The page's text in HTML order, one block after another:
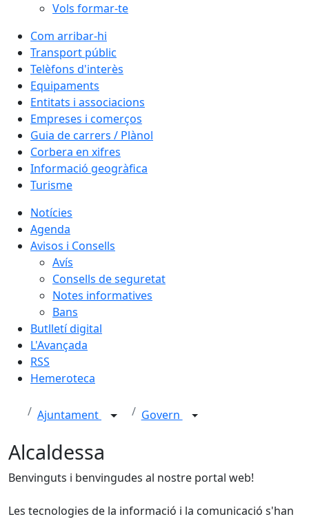
Vols formar-te
Com arribar-hi
Transport públic
Telèfons d'interès
Equipaments
Entitats i associacions
Empreses i comerços
Guia de carrers / Plànol
Corbera en xifres
Informació geogràfica
Turisme
Notícies
Agenda
Avisos i Consells
Avís
Consells de seguretat
Notes informatives
Bans
Butlletí digital
L'Avançada
RSS
Hemeroteca
Ajuntament Govern
Alcaldessa
Benvinguts i benvingudes al nostre portal web!
Les tecnologies de la informació i la comunicació s'han